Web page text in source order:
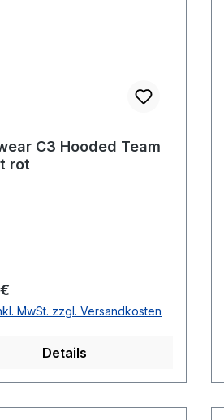
C3 Hooded Team
rot
Preis:
MwSt. zzgl. Versandkosten
Details